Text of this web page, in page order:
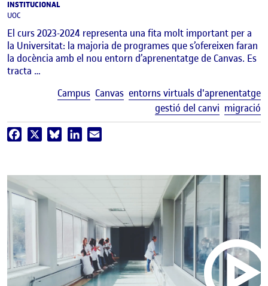
INSTITUCIONAL
UOC
El curs 2023-2024 representa una fita molt important per a
la Universitat: la majoria de programes que s’ofereixen faran
la docència amb el nou entorn d’aprenentatge de Canvas. Es
tracta …
Campus Canvas entorns virtuals d'aprenentatge
gestió del canvi migració
Facebook BlueskyLinkedIn